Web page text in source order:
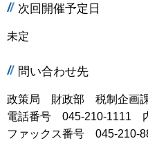
次回開催予定日
未定
問い合わせ先
政策局 財政部 税制企画
電話番号 045-210-1111
ファックス番号 045-210-